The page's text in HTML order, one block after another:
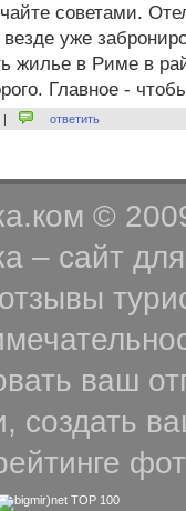
советами.
уже
жилье в Риме в
Главное -
|
ответить
©
– сайт
ваш
создать